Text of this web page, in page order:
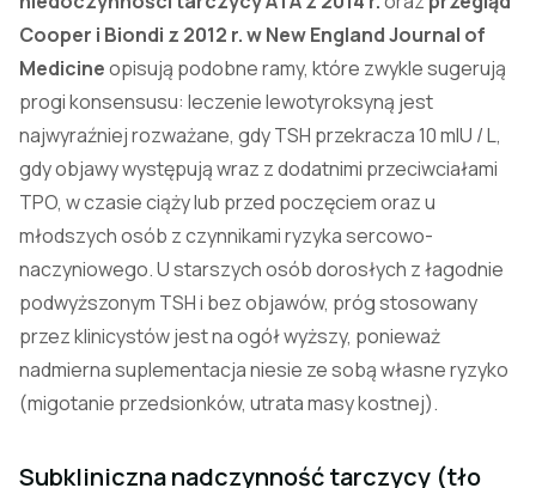
Cooper i Biondi z 2012 r. w New England Journal of
Medicineopisują podobne ramy, które zwykle sugerują
progi konsensusu: leczenie lewotyroksyną jest
najwyraźniej rozważane, gdy TSH przekracza 10 mIU / L,
gdy objawy występują wraz z dodatnimi przeciwciałami
TPO, w czasie ciąży lub przed poczęciem oraz u
młodszych osób z czynnikami ryzyka sercowo-
naczyniowego. U starszych osób dorosłych z łagodnie
podwyższonym TSH i bez objawów, próg stosowany
przez klinicystów jest na ogół wyższy, ponieważ
nadmierna suplementacja niesie ze sobą własne ryzyko
(migotanie przedsionków, utrata masy kostnej).
Subkliniczna nadczynność tarczycy (tło